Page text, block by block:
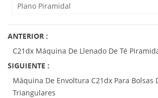
Plano Piramidal
ANTERIOR :
C21dx Máquina De Llenado De Té
SIGUIENTE :
Máquina De Envoltura C21dx Para Bolsas
Triangulares